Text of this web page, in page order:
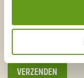
VERZENDEN